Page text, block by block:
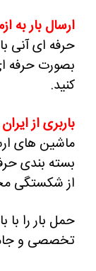
ارسال بار به
حرفه ای آنی
بصورت حرفه
کنید.
باربری از
ماشین های
بسته بندی
از شکستگی
حمل بار را با
تخصصی و